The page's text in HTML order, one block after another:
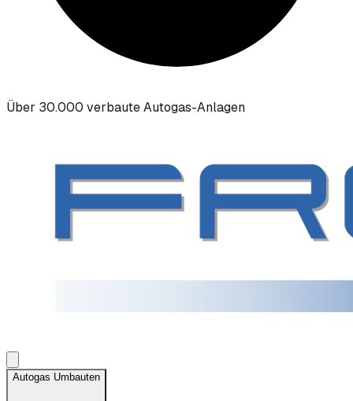
Über 30.000 verbaute Autogas-Anlagen
Autogas Umbauten